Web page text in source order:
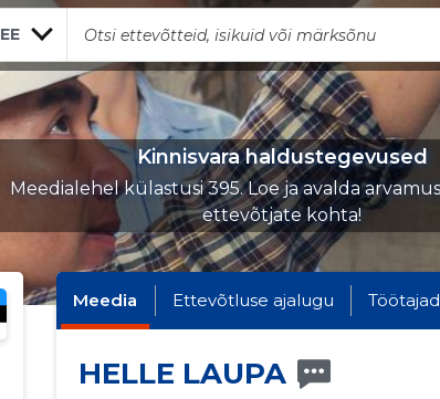
EE
Kinnisvara haldustegevused
Meedialehel külastusi 395. Loe ja avalda
ettevõtjate kohta!
Meedia Ettevõtluse ajalugu Töötajad
HELLE LAUPA